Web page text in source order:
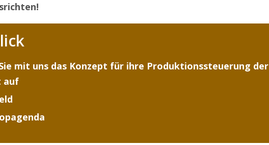
mit uns das Konzept für ihre Produktionssteuerung der
auf